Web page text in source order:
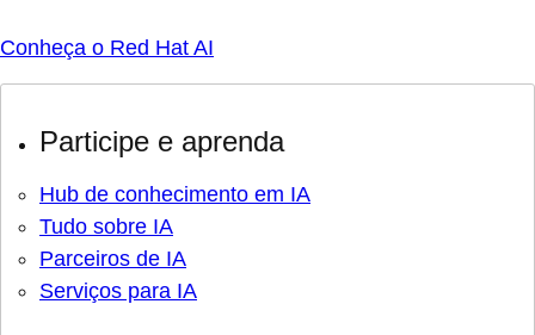
Conheça o Red Hat AI
Participe e aprenda
Hub de conhecimento em IA
Tudo sobre IA
Parceiros de IA
Serviços para IA